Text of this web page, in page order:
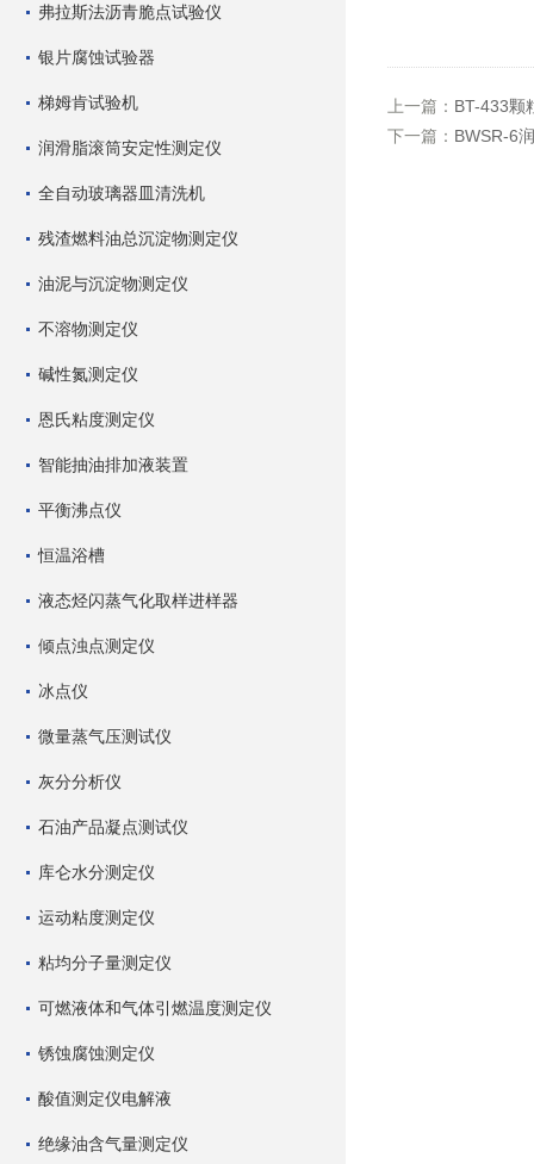
弗拉斯法沥青脆点试验仪
银片腐蚀试验器
梯姆肯试验机
润滑脂滚筒安定性测定仪
全自动玻璃器皿清洗机
残渣燃料油总沉淀物测定仪
油泥与沉淀物测定仪
不溶物测定仪
碱性氮测定仪
恩氏粘度测定仪
智能抽油排加液装置
平衡沸点仪
恒温浴槽
液态烃闪蒸气化取样进样器
倾点浊点测定仪
冰点仪
微量蒸气压测试仪
灰分分析仪
石油产品凝点测试仪
库仑水分测定仪
运动粘度测定仪
粘均分子量测定仪
可燃液体和气体引燃温度测定仪
锈蚀腐蚀测定仪
酸值测定仪电解液
绝缘油含气量测定仪
上一篇： BT-433颗
下一篇： BWSR-6